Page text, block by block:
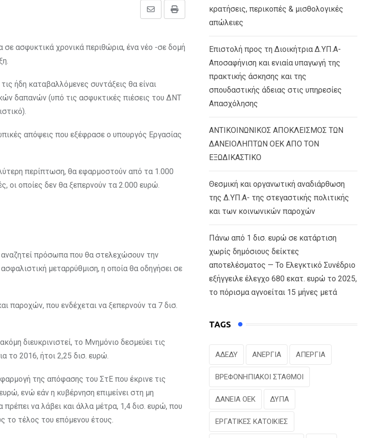
Print
Share
ασφυκτικά χρονικά περιθώρια, ένα νέο -σε δομή
ήδη καταβαλλόμενες συντάξεις θα είναι
δαπανών (υπό τις ασφυκτικές πιέσεις του ΔΝΤ
απόψεις που εξέφρασε ο υπουργός Εργασίας
περίπτωση, θα εφαρμοστούν από τα 1.000
οι οποίες δεν θα ξεπερνούν τα 2.000 ευρώ.
αναζητεί πρόσωπα που θα στελεχώσουν την
μεταρρύθμιση, η οποία θα οδηγήσει σε
παροχών, που ενδέχεται να ξεπερνούν τα 7 δισ.
διευκρινιστεί, το Μνημόνιο δεσμεύει τις
το 2016, ήτοι 2,25 δισ. ευρώ.
της απόφασης του ΣτΕ που έκρινε τις
ενώ εάν η κυβέρνηση επιμείνει στη μη
να λάβει και άλλα μέτρα, 1,4 δισ. ευρώ, που
το τέλος του επόμενου έτους.
κρατήσεις, περικοπές & μισθολογικές
απώλειες
Επιστολή προς τη Διοικήτρια Δ.ΥΠ.Α-
Αποσαφήνιση και ενιαία υπαγωγή της
πρακτικής άσκησης και της
σπουδαστικής άδειας στις υπηρεσίες
Απασχόλησης
ΑΝΤΙΚΟΙΝΩΝΙΚΟΣ ΑΠΟΚΛΕΙΣΜΟΣ ΤΩΝ
ΔΑΝΕΙΟΛΗΠΤΩΝ ΟΕΚ ΑΠΟ ΤΟΝ
ΕΞΩΔΙΚΑΣΤΙΚΟ
Θεσμική και οργανωτική αναδιάρθωση
της Δ.ΥΠ.Α- της στεγαστικής πολιτικής
και των κοινωνικών παροχών
Πάνω από 1 δισ. ευρώ σε κατάρτιση
χωρίς δημόσιους δείκτες
αποτελέσματος — Το Ελεγκτικό Συνέδριο
εξήγγειλε έλεγχο 680 εκατ. ευρώ το 2025,
το πόρισμα αγνοείται 15 μήνες μετά
TAGS
ΑΔΕΔΥ ΑΝΕΡΓΙΑ ΑΠΕΡΓΙΑ
ΒΡΕΦΟΝΗΠΙΑΚΟΙ ΣΤΑΘΜΟΙ
ΔΑΝΕΙΑ ΟΕΚ ΔΥΠΑ
ΕΡΓΑΤΙΚΕΣ ΚΑΤΟΙΚΙΕΣ